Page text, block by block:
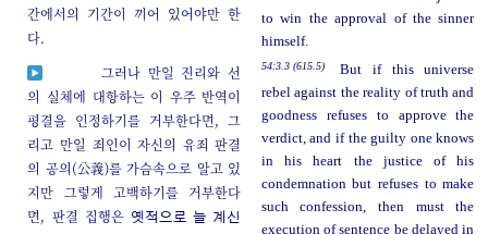
간에서의 기간이 끼어 있어야만 한
다.
to win the approval of the sinner
himself.
그러나 만일 진리와 선
의 실체에 대항하는 이 우주 반역이
평결을 인정하기를 거부한다면, 그
리고 만일 죄인이 자신의 유죄 판결
의 공의(公義)를 가슴속으로 알고 있
지만 그렇게 고백하기를 거부한다
면, 판결 집행은 옛적으로 늘 계신
54:3.3 (615.5)
But if this universe
rebel against the reality of truth and
goodness refuses to approve the
verdict, and if the guilty one knows
in his heart the justice of his
condemnation but refuses to make
such confession, then must the
execution of sentence be delayed in